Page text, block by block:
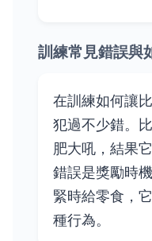
訓練常見錯誤與
在訓練如何讓
犯過不少錯。
肥大吼，結果
錯誤是獎勵時
緊時給零食，
種行為。